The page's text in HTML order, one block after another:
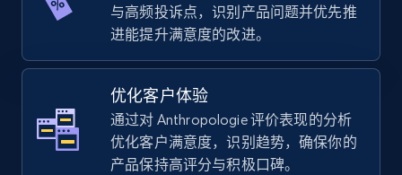
875+ 立即开始
TikTok Shop
URL, Title, Available, Description, Currency, Initial
price, Final price, Discount percent, and more.
与高频投诉点，识别产品问题并优先推
进能提升满意度的改进。
优化客户体验
通过对 Anthropologie 评价表现的分析
优化客户满意度，识别趋势，确保你的
产品保持高评分与积极口碑。